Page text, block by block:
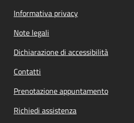
Informativa privacy
Note legali
Dichiarazione di accessibilità
Contatti
Prenotazione appuntamento
Richiedi assistenza